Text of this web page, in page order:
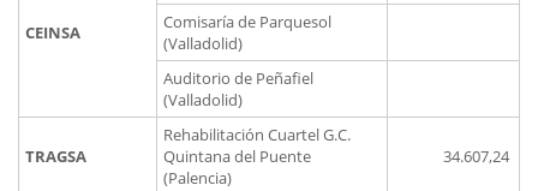
CEINSA
Comisaría de Parquesol
(Valladolid)
Auditorio de Peñafiel
(Valladolid)
TRAGSA
Rehabilitación Cuartel G.C.
Quintana del Puente
(Palencia)
34.607,24